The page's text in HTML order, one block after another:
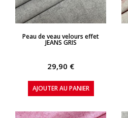
APERÇU RAPIDE
Peau de veau velours effet
JEANS GRIS
29,90 €
AJOUTER AU PANIER